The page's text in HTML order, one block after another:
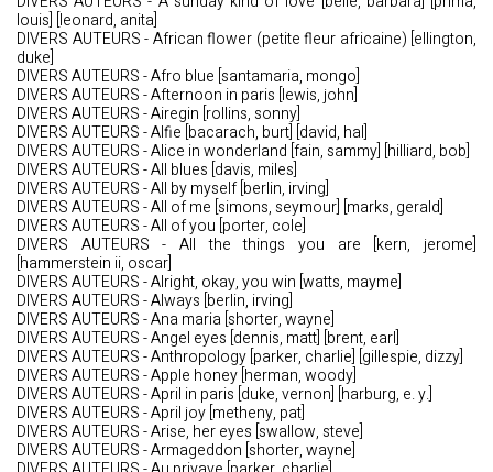
louis] [leonard, anita]
DIVERS AUTEURS - African flower (petite fleur africaine) [ellington,
duke]
DIVERS AUTEURS - Afro blue [santamaria, mongo]
DIVERS AUTEURS - Afternoon in paris [lewis, john]
DIVERS AUTEURS - Airegin [rollins, sonny]
DIVERS AUTEURS - Alfie [bacarach, burt] [david, hal]
DIVERS AUTEURS - Alice in wonderland [fain, sammy] [hilliard, bob]
DIVERS AUTEURS - All blues [davis, miles]
DIVERS AUTEURS - All by myself [berlin, irving]
DIVERS AUTEURS - All of me [simons, seymour] [marks, gerald]
DIVERS AUTEURS - All of you [porter, cole]
DIVERS AUTEURS - All the things you are [kern, jerome]
[hammerstein ii, oscar]
DIVERS AUTEURS - Alright, okay, you win [watts, mayme]
DIVERS AUTEURS - Always [berlin, irving]
DIVERS AUTEURS - Ana maria [shorter, wayne]
DIVERS AUTEURS - Angel eyes [dennis, matt] [brent, earl]
DIVERS AUTEURS - Anthropology [parker, charlie] [gillespie, dizzy]
DIVERS AUTEURS - Apple honey [herman, woody]
DIVERS AUTEURS - April in paris [duke, vernon] [harburg, e. y.]
DIVERS AUTEURS - April joy [metheny, pat]
DIVERS AUTEURS - Arise, her eyes [swallow, steve]
DIVERS AUTEURS - Armageddon [shorter, wayne]